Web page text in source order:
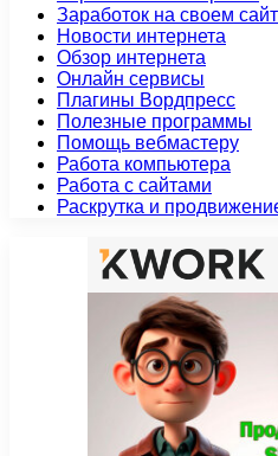
Заработок на своем
Новости интернета
Обзор интернета
Онлайн сервисы
Плагины Вордпресс
Полезные программы
Помощь вебмастеру
Работа компьютера
Работа с сайтами
Раскрутка и